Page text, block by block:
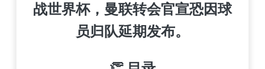
战世界杯，曼联转会官宣恐因球
员归队延期发布。